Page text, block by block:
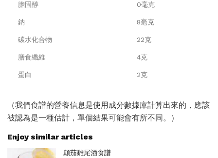
膽固醇 0毫克
鈉 8毫克
碳水化合物 22克
膳食纖維 4克
蛋白 2克
（我們食譜的營養信息是使用成分數據庫計算出來的，應該
被認為是一種估計，單個結果可能會有所不同。）
Enjoy similar articles
顛茄雞尾酒食譜